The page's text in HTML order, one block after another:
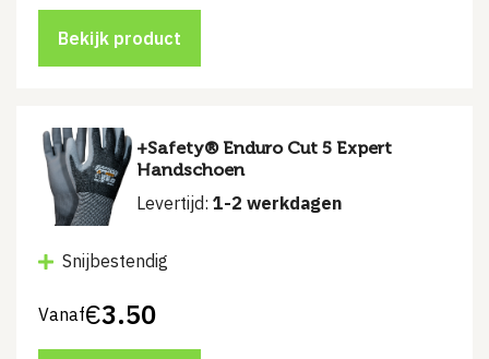
Bekijk product
+Safety® Enduro Cut 5 Expert
Handschoen
Levertijd: 1-2 werkdagen
Snijbestendig
Vanaf€3.50